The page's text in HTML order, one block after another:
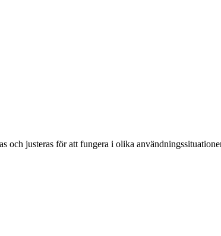
justeras för att fungera i olika